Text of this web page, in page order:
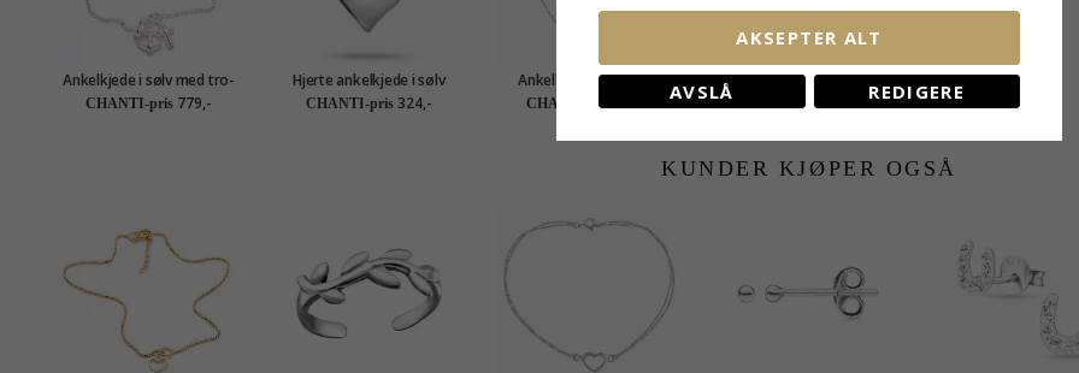
Ankelkjede i sølv med tro-
håp-kjærlighet i sølv
CHANTI-pris 779,-
Hjerte ankelkjede i sølv
med hjerteanheng i sølv
CHANTI-pris 324,-
Ankelkjede i sølv med
hjerteanheng i sølv
CHANTI-pris
Hjerte ankelkjede i sølv
med hjerteanheng i sølv
CHANTI-pris 455,-
KUNDER KJØPER OGSÅ
AKSEPTER ALT
AVSLÅ REDIGERE